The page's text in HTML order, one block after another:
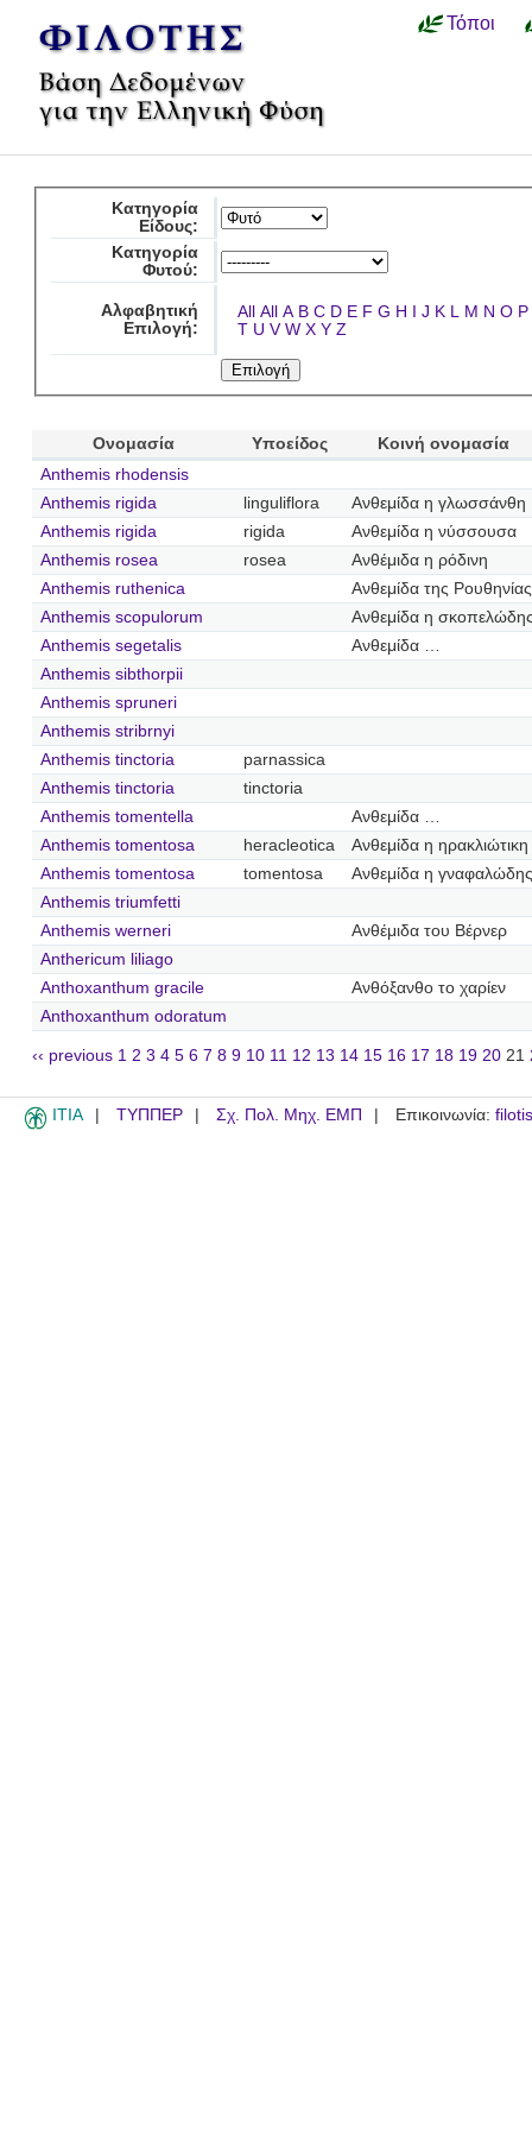
Τόποι
Κατηγορία
Είδους:
Κατηγορία
Φυτού:
Αλφαβητική
Επιλογή:
All All A B C D E F G H I J K L M N O P
T U V W X Y Z
Ονομασία Υποείδος
Κοινή ονομασία
Anthemis rhodensis
Anthemis rigida
linguliflora
Ανθεμίδα η γλωσσάνθη
Anthemis rigida
rigida
Ανθεμίδα η νύσσουσα
Anthemis rosea
rosea
Ανθέμιδα η ρόδινη
Anthemis ruthenica
Ανθεμίδα της Ρουθηνίας
Anthemis scopulorum
Ανθεμίδα η
Anthemis segetalis
Ανθεμίδα …
Anthemis sibthorpii
Anthemis spruneri
Anthemis stribrnyi
Anthemis tinctoria
parnassica
Anthemis tinctoria
tinctoria
Anthemis tomentella
Ανθεμίδα …
Anthemis tomentosa
heracleotica
Ανθεμίδα η ηρακλιώτικη
Anthemis tomentosa
tomentosa
Ανθεμίδα η γναφαλώδης
Anthemis triumfetti
Anthemis werneri
Ανθέμιδα του Βέρνερ
Anthericum liliago
Anthoxanthum gracile
Ανθόξανθο το χαρίεν
Anthoxanthum odoratum
‹‹ previous 1 2 3 4 5 6 7 8 9 10 11 12 13 14 15 16 17 18 19 20 21
ITIA ΤΥΠΠΕΡ Σχ. Πολ. Μηχ. ΕΜΠ Επικοινωνία: